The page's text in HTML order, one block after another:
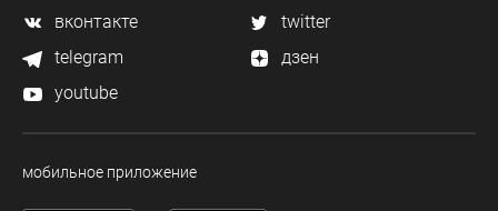
вконтакте
twitter
telegram
дзен
youtube
мобильное приложение